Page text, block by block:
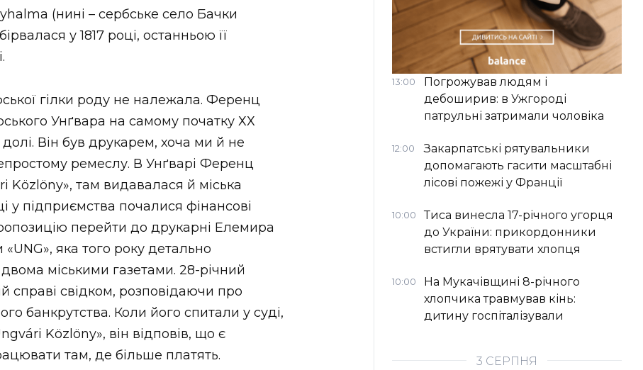
(нині – сербське село Бачки
у 1817 році, останньою її
гілки роду не належала. Ференц
Унґвара на самому початку ХХ
Він був друкарем, хоча ми й не
ремеслу. В Унґварі Ференц
Közlöny», там видавалася й міська
у підприємства почалися фінансові
перейти до друкарні Елемира
яка того року детально
міськими газетами. 28-річний
справі свідком, розповідаючи про
банкрутства. Коли його спитали у суді,
Közlöny», він відповів, що є
там, де більше платять.
13:00
Погрожував людям і
дебоширив: в Ужгороді
патрульні затримали чоловіка
12:00
Закарпатські рятувальники
допомагають гасити масштабні
лісові пожежі у Франції
10:00
Тиса винесла 17-річного угорця
до України: прикордонники
встигли врятувати хлопця
10:00
На Мукачівщині 8-річного
хлопчика травмував кінь:
дитину госпіталізували
3 СЕРПНЯ